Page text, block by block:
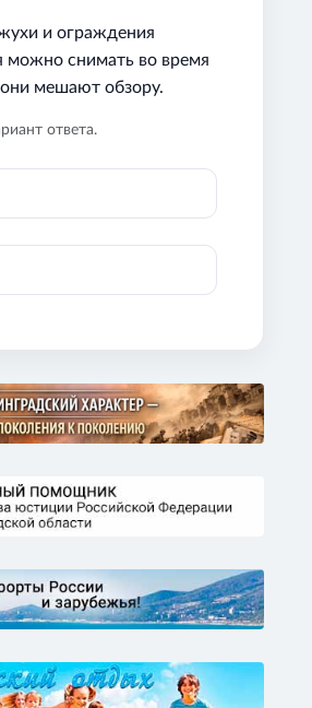
и ограждения
можно снимать во время
мешают обзору.
ответа.